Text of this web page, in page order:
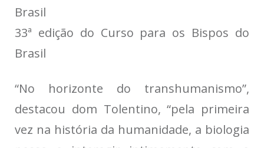
Brasil
33ª edição do Curso para os Bispos do
Brasil
“No horizonte do transhumanismo”,
destacou dom Tolentino, “pela primeira
vez na história da humanidade, a biologia